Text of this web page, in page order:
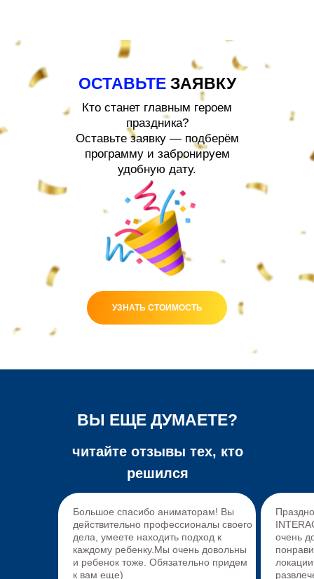
ОСТАВЬТЕЗАЯВКУ
Кто станет главным героем
праздника?
Оставьте заявку — подберём
программу и забронируем
удобную дату.
УЗНАТЬ СТОИМОСТЬ
ВЫ ЕЩЕ ДУМАЕТЕ?
читайте отзывы тех, кто
решился
Большое спасибо аниматорам! Вы
действительно профессионалы своего
дела, умеете находить подход к
каждому ребенку.Мы очень довольны
и ребенок тоже. Обязательно придем
к вам еще)
очень